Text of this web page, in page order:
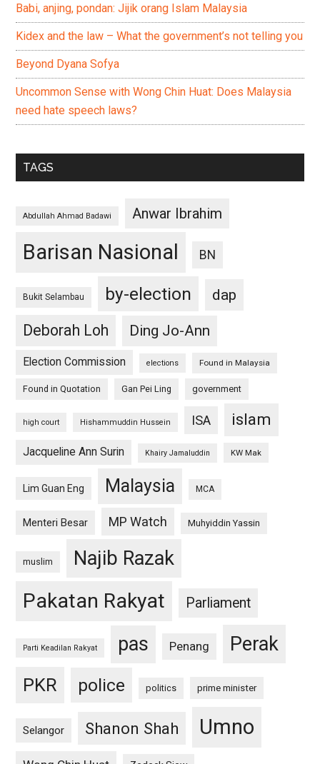
Babi, anjing, pondan: Jijik orang Islam Malaysia
Kidex and the law – What the government’s not telling you
Beyond Dyana Sofya
Uncommon Sense with Wong Chin Huat: Does Malaysia
need hate speech laws?
TAGS
Abdullah Ahmad Badawi Anwar Ibrahim
Barisan Nasional BN
Bukit Selambau by-election
dap
Deborah Loh
Ding Jo-Ann
Election Commission elections Found in Malaysia
Found in Quotation Gan Pei Ling government
high court Hishammuddin Hussein ISA islam
Jacqueline Ann Surin Khairy Jamaluddin KW Mak
Lim Guan Eng Malaysia MCA
Menteri Besar MP Watch Muhyiddin Yassin
muslim Najib Razak
Pakatan Rakyat Parliament
Parti Keadilan Rakyat pas Penang Perak
PKR police politics prime minister
Selangor Shanon Shah Umno